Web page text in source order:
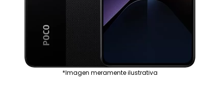
*Imagen meramente ilustrativa